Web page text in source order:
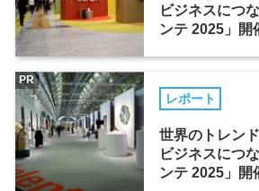
ビジネスにつ
ンテ 2025」開
レポート
世界のトレン
ビジネスにつ
ンテ 2025」開
PR